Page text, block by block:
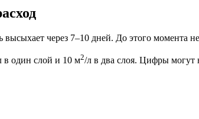
через 7–10 дней. До этого момента
в один слой и 10 м2/л в два слоя. Цифры могут